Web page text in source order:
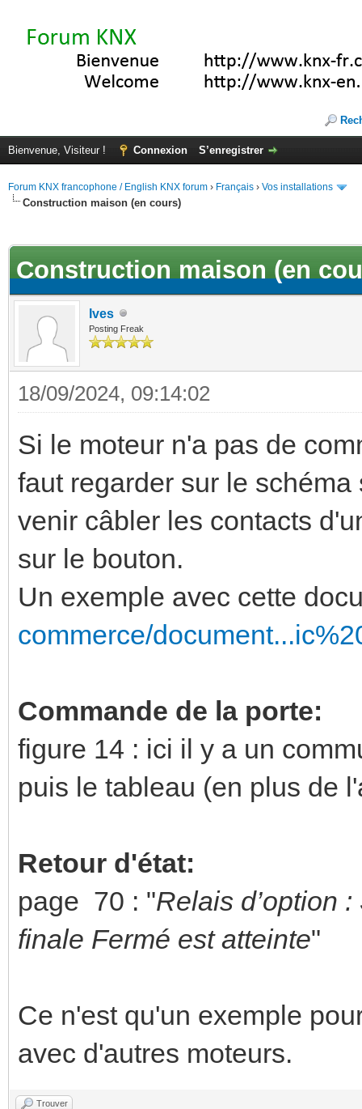
Bienvenue, Visiteur ! Connexion S’enregistrer
Forum KNX francophone / English KNX forum › Français › Vos installations
Construction maison (en cours)
Construction maison (en
Ives
Posting Freak
18/09/2024, 09:14:02
Si le moteur n'a pas de
faut regarder sur le
venir câbler les contacts
sur le bouton.
Un exemple avec cette
commerce/
Commande de la porte:
figure 14 : ici il y a un
puis le tableau (en plus de
Retour d'état:
page 70 : "Relais d’option
finale Fermé est atteinte"
Ce n'est qu'un exemple
avec d'autres moteurs.
Trouver